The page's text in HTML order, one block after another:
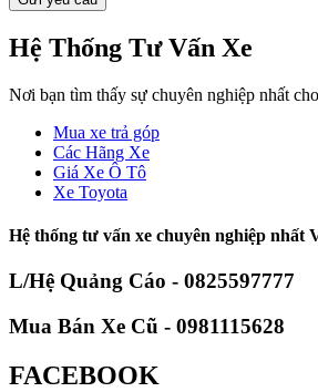
Hệ Thống Tư Vấn Xe
Nơi bạn tìm thấy sự chuyên nghiệp nhất
Mua xe trả góp
Các Hãng Xe
Giá Xe Ô Tô
Xe Toyota
Hệ thống tư vấn xe chuyên nghiệp nhất
L/Hệ Quảng Cáo - 0825597777
Mua Bán Xe Cũ - 0981115628
FACEBOOK